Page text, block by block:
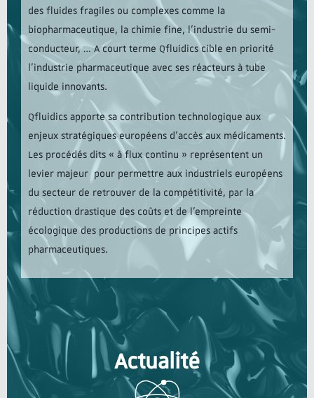
des fluides fragiles ou complexes comme la
biopharmaceutique, la chimie fine, l’industrie du semi-
conducteur, … A court terme Qfluidics cible en priorité
l’industrie pharmaceutique avec ses réacteurs à tube
liquide innovants.
Qfluidics apporte sa contribution technologique aux
enjeux stratégiques européens d’accès aux médicaments.
Les procédés dits « à flux continu » représentent un
levier majeur pour permettre aux industriels européens
du secteur de retrouver de la compétitivité, par la
réduction drastique des coûts et de l’empreinte
écologique des productions de principes actifs
pharmaceutiques.
Actualité